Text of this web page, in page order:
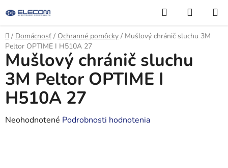
na
obsah
Hľadať
KOŠÍK
Domov
/ Domácnosť / Ochranné pomôcky / Mušlový chránič sluchu 3M
Peltor OPTIME I H510A 27
Mušlový chránič sluchu
3M Peltor OPTIME I
H510A 27
Priemerné
Neohodnotené Podrobnosti hodnotenia